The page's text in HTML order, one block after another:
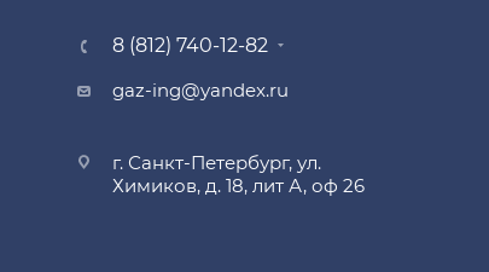
8 (812) 740-12-82
gaz-ing@yandex.ru
г. Санкт-Петербург, ул.
Химиков, д. 18, лит А, оф 26